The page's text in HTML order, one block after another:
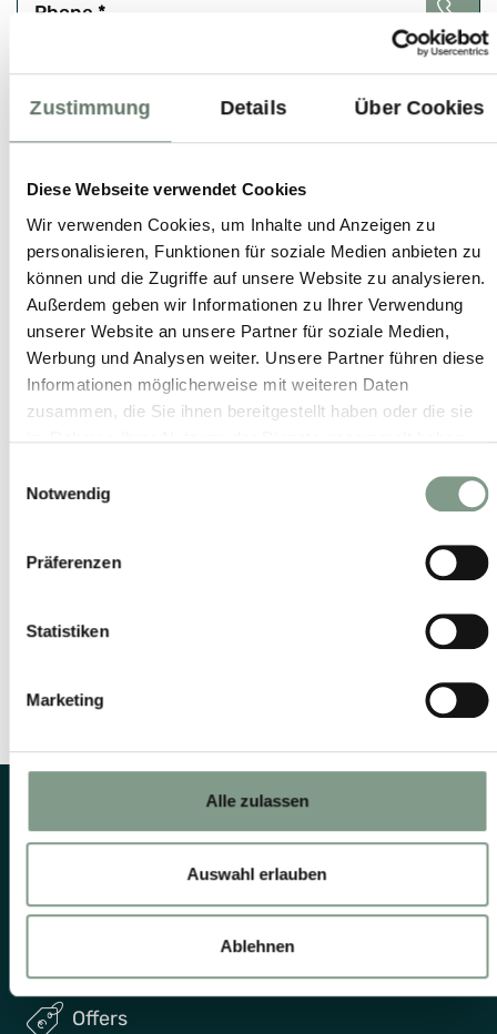
Zustimmung Details Über Cookies
Diese Webseite verwendet Cookies
Wir verwenden Cookies, um Inhalte und Anzeigen zu
personalisieren, Funktionen für soziale Medien anbieten zu
können und die Zugriffe auf unsere Website zu analysieren.
Außerdem geben wir Informationen zu Ihrer Verwendung
unserer Website an unsere Partner für soziale Medien,
Werbung und Analysen weiter. Unsere Partner führen diese
Informationen möglicherweise mit weiteren Daten
zusammen, die Sie ihnen bereitgestellt haben oder die sie
Notwendig
Präferenzen
Statistiken
Marketing
Alle zulassen
Auswahl erlauben
Ablehnen
Phone *
I enquire for:
Comment
I agree that the personal data I provided may be
purpose of handling my enquiry based on the consent
Offers